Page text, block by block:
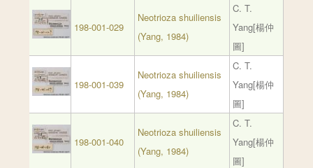
198-001-029
Neotrioza shuiliensis
(Yang, 1984)
C. T.
Yang[楊仲
圖]
198-001-039
Neotrioza shuiliensis
(Yang, 1984)
C. T.
Yang[楊仲
圖]
198-001-040
Neotrioza shuiliensis
(Yang, 1984)
C. T.
Yang[楊仲
圖]